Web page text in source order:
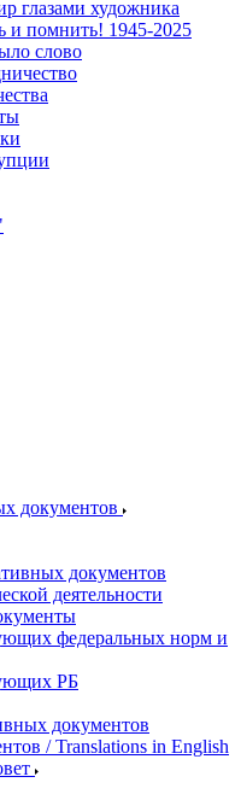
глазами художника
и помнить! 1945-2025
слово
документов
документов
деятельности
федеральных норм и
РБ
документов
/ Translations in English